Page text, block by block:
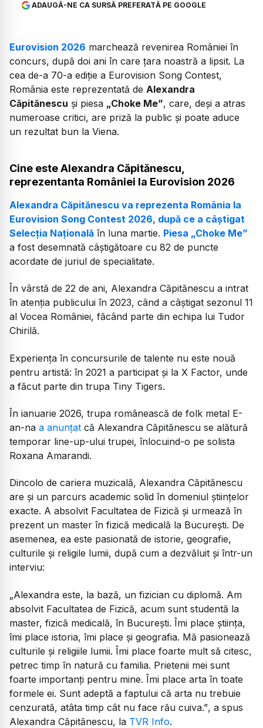
ADAUGĂ-NE CA SURSĂ PREFERATĂ PE GOOGLE
Eurovision 2026 marchează revenirea României în
concurs, după doi ani în care țara noastră a lipsit. La
cea de-a 70-a ediție a Eurovision Song Contest,
România este reprezentată de Alexandra
Căpitănescu și piesa „Choke Me”, care, deși a atras
numeroase critici, are priză la public și poate aduce
un rezultat bun la Viena.
Cine este Alexandra Căpitănescu,
reprezentanta României la Eurovision 2026
Alexandra Căpitănescu va reprezenta România la
Eurovision Song Contest 2026, după ce a câștigat
Selecția Națională în luna martie. Piesa „Choke Me”
a fost desemnată câștigătoare cu 82 de puncte
acordate de juriul de specialitate.
În vârstă de 22 de ani, Alexandra Căpitănescu a intrat
în atenția publicului în 2023, când a câștigat sezonul 11
al Vocea României, făcând parte din echipa lui Tudor
Chirilă.
Experiența în concursurile de talente nu este nouă
pentru artistă: în 2021 a participat și la X Factor, unde
a făcut parte din trupa Tiny Tigers.
În ianuarie 2026, trupa românească de folk metal E-
an-na a anunțat că Alexandra Căpitănescu se alătură
temporar line-up-ului trupei, înlocuind-o pe solista
Roxana Amarandi.
Dincolo de cariera muzicală, Alexandra Căpitănescu
are și un parcurs academic solid în domeniul științelor
exacte. A absolvit Facultatea de Fizică și urmează în
prezent un master în fizică medicală la București. De
asemenea, ea este pasionată de istorie, geografie,
culturile și religile lumii, după cum a dezvăluit și într-un
interviu:
„Alexandra este, la bază, un fizician cu diplomă. Am
absolvit Facultatea de Fizică, acum sunt studentă la
master, fizică medicală, în București. Îmi place știința,
îmi place istoria, îmi place și geografia. Mă pasionează
culturile și religiile lumii. Îmi place foarte mult să citesc,
petrec timp în natură cu familia. Prietenii mei sunt
foarte importanți pentru mine. Îmi place arta în toate
formele ei. Sunt adeptă a faptului că arta nu trebuie
cenzurată, atâta timp cât nu face rău cuiva.”, a spus
Alexandra Căpitănescu, la TVR Info.